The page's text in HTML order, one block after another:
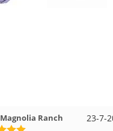
23-7-
Magnolia Ranch